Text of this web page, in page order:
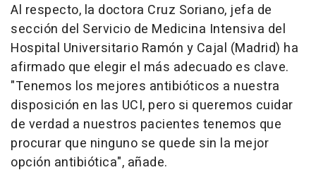
Al respecto, la doctora Cruz Soriano, jefa de
sección del Servicio de Medicina Intensiva del
Hospital Universitario Ramón y Cajal (Madrid) ha
afirmado que elegir el más adecuado es clave.
"Tenemos los mejores antibióticos a nuestra
disposición en las UCI, pero si queremos cuidar
de verdad a nuestros pacientes tenemos que
procurar que ninguno se quede sin la mejor
opción antibiótica", añade.